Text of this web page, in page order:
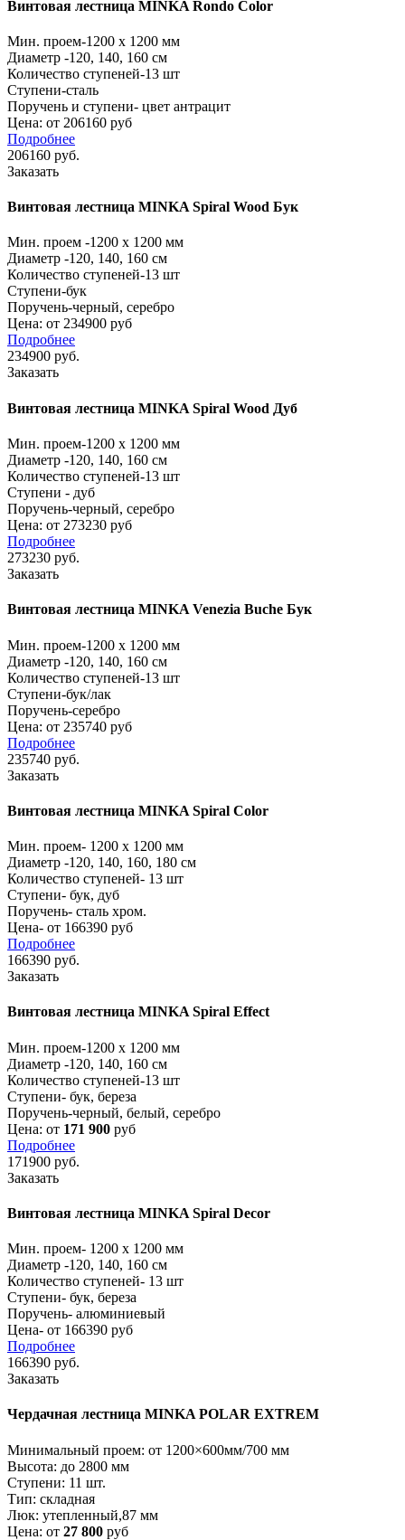
Винтовая лестница MINKA Rondo Color
Мин. проем-1200 x 1200 мм
Диаметр -120, 140, 160 см
Количество ступеней-13 шт
Ступени-сталь
Поручень и ступени- цвет антрацит
Цена: от 206160 руб
Подробнее
206160 руб.
Заказать
Винтовая лестница MINKA Spiral Wood Бук
Мин. проем -1200 x 1200 мм
Диаметр -120, 140, 160 см
Количество ступеней-13 шт
Ступени-бук
Поручень-черный, серебро
Цена: от 234900 руб
Подробнее
234900 руб.
Заказать
Винтовая лестница MINKA Spiral Wood Дуб
Мин. проем-1200 x 1200 мм
Диаметр -120, 140, 160 см
Количество ступеней-13 шт
Ступени - дуб
Поручень-черный, серебро
Цена: от 273230 руб
Подробнее
273230 руб.
Заказать
Винтовая лестница MINKA Venezia Buche Бук
Мин. проем-1200 x 1200 мм
Диаметр -120, 140, 160 см
Количество ступеней-13 шт
Ступени-бук/лак
Поручень-серебро
Цена: от 235740 руб
Подробнее
235740 руб.
Заказать
Винтовая лестница MINKA Spiral Color
Мин. проем- 1200 x 1200 мм
Диаметр -120, 140, 160, 180 см
Количество ступеней- 13 шт
Ступени- бук, дуб
Поручень- сталь хром.
Цена- от 166390 руб
Подробнее
166390 руб.
Заказать
Винтовая лестница MINKA Spiral Effect
Мин. проем-1200 x 1200 мм
Диаметр -120, 140, 160 см
Количество ступеней-13 шт
Ступени- бук, береза
Поручень-черный, белый, серебро
Цена: от 171 900 руб
Подробнее
171900 руб.
Заказать
Винтовая лестница MINKA Spiral Decor
Мин. проем- 1200 x 1200 мм
Диаметр -120, 140, 160 см
Количество ступеней- 13 шт
Ступени- бук, береза
Поручень- алюминиевый
Цена- от 166390 руб
Подробнее
166390 руб.
Заказать
Чердачная лестница MINKA POLAR EXTREM
Минимальный проем: от 1200×600мм/700 мм
Высота: до 2800 мм
Ступени: 11 шт.
Тип: складная
Люк: утепленный,87 мм
Цена: от 27 800 руб